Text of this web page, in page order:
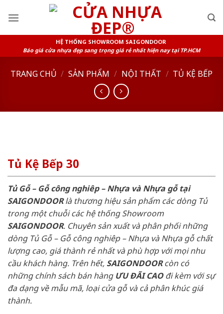
HỆ THỐNG SHOWROOM SAIGONDOOR
Báo giá cửa nhựa đẹp sang trọng giá rẻ nhất hiện nay tại TP.HCM
TRANG CHỦ / SẢN PHẨM / NỘI THẤT / TỦ KỆ BẾP
Tủ Kệ Bếp 30
Tủ Gỗ – Gỗ công nghiêp – Nhựa và Nhựa gỗ tại
SAIGONDOORlà thương hiệu sản phẩm các dòng Tủ
trong một chuỗi các hệ thống Showroom
SAIGONDOOR. Chuyên sản xuất và phân phối những
dòng Tủ Gỗ – Gỗ công nghiêp – Nhựa và Nhựa gỗ chất
lượng cao, giá thành rẻ nhất và phù hợp với mọi nhu
cầu khách hàng. Trên hết, SAIGONDOORcòn có
những chính sách bán hàng ƯU ĐÃI CAOđi kèm với sự
đa dạng về mẫu mã, loại cửa gỗ và cả phân khúc giá
thành.